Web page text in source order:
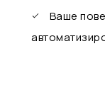
Ваше